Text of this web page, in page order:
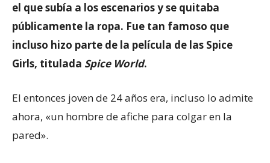
el que subía a los escenarios y se quitaba
públicamente la ropa. Fue tan famoso que
incluso hizo parte de la película de las Spice
Girls, titulada Spice World.
El entonces joven de 24 años era, incluso lo admite
ahora, «un hombre de afiche para colgar en la
pared».